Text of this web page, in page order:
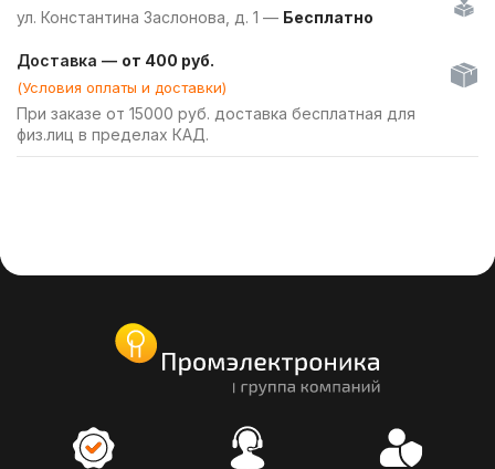
ул. Константина Заслонова, д. 1 — Бесплатно
Доставка — от 400 руб.
(Условия оплаты и доставки)
При заказе от 15000 руб. доставка бесплатная для
физ.лиц в пределах КАД.